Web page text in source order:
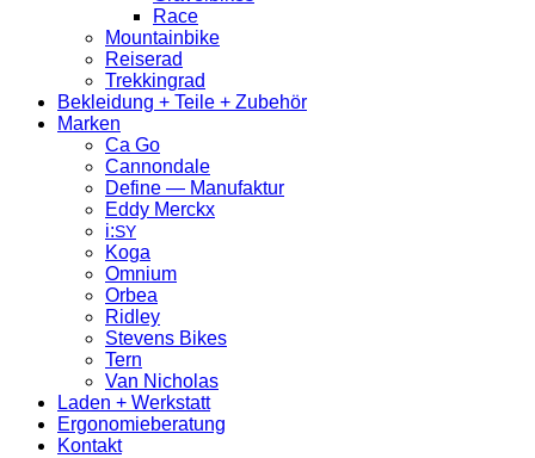
Race
Mountainbike
Reiserad
Trekkingrad
Bekleidung + Teile + Zubehör
Marken
Ca Go
Cannondale
Define — Manufaktur
Eddy Merckx
i:SY
Koga
Omnium
Orbea
Ridley
Stevens Bikes
Tern
Van Nicholas
Laden + Werkstatt
Ergonomieberatung
Kontakt